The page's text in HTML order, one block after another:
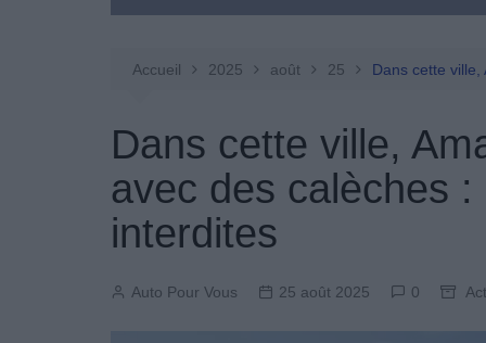
Entretien Automobile
Produits Boutique
Accueil 2025 août 25 Dans cette
Dans cette ville,
avec des calèches
interdites
Auto Pour Vous 25 août 2025 0